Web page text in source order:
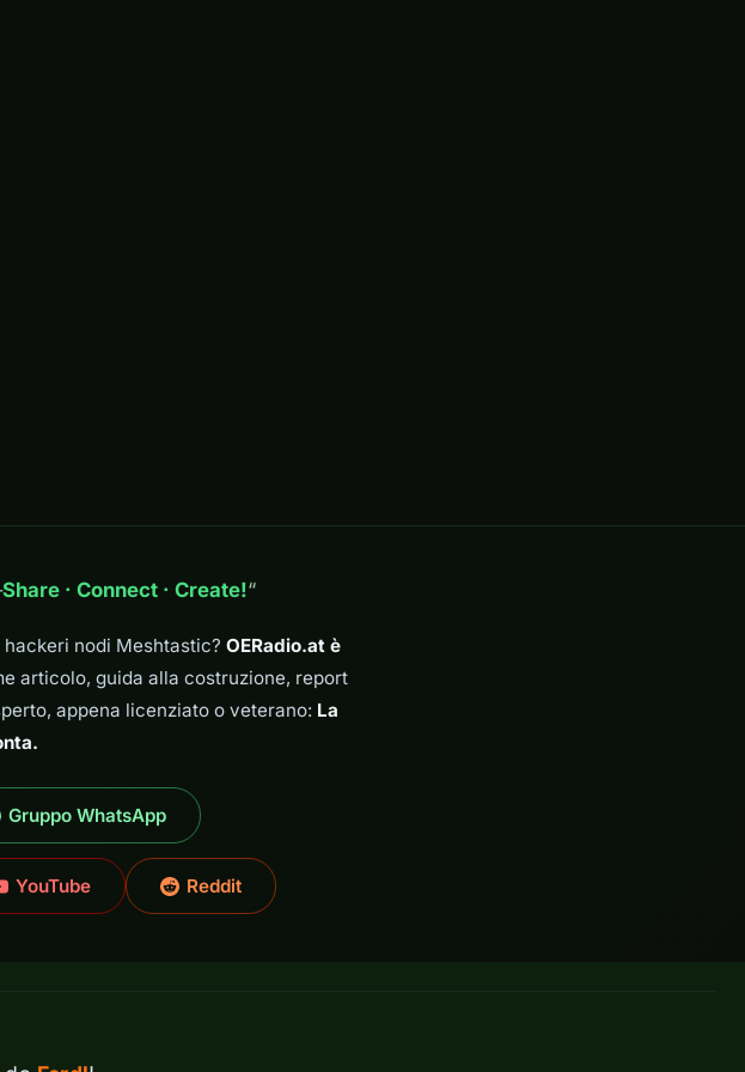
Share · Connect · Create!“
nodi Meshtastic? OERadio.at è
articolo, guida alla costruzione, report
appena licenziato o veterano: La
Gruppo WhatsApp
YouTube Reddit